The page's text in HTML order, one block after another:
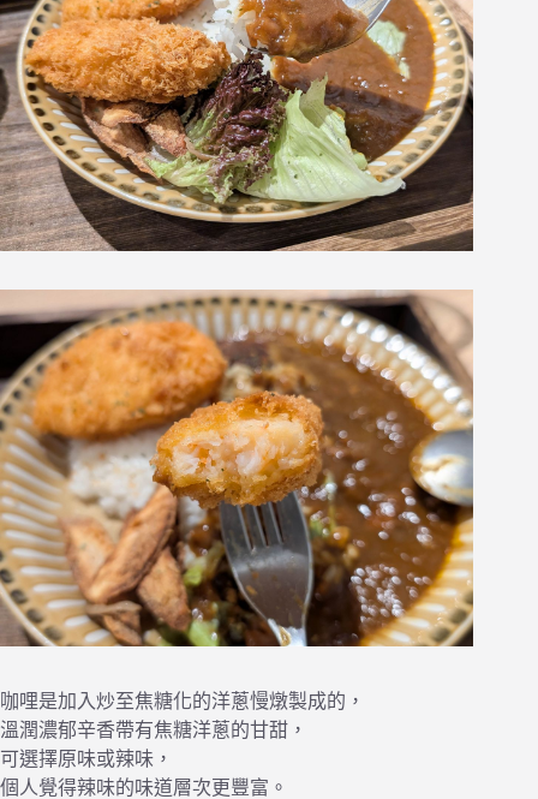
咖哩是加入炒至焦糖化的洋蔥慢燉製成的，
溫潤濃郁辛香帶有焦糖洋蔥的甘甜，
可選擇原味或辣味，
個人覺得辣味的味道層次更豐富。